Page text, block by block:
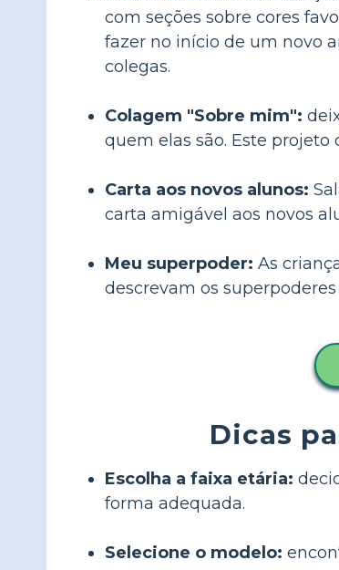
com seções sobre cores
fazer no início de um novo
colegas.
Colagem "Sobre mim":
quem elas são. Este
Carta aos novos alunos:
carta amigável aos novos
Meu superpoder: As
descrevam os
Dicas
Escolha a faixa etária:
forma adequada.
Selecione o modelo: